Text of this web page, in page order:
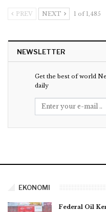
PREV NEXT 1 of 1,485
NEWSLETTER
Get the best of world
daily
EKONOMI
Federal Oil